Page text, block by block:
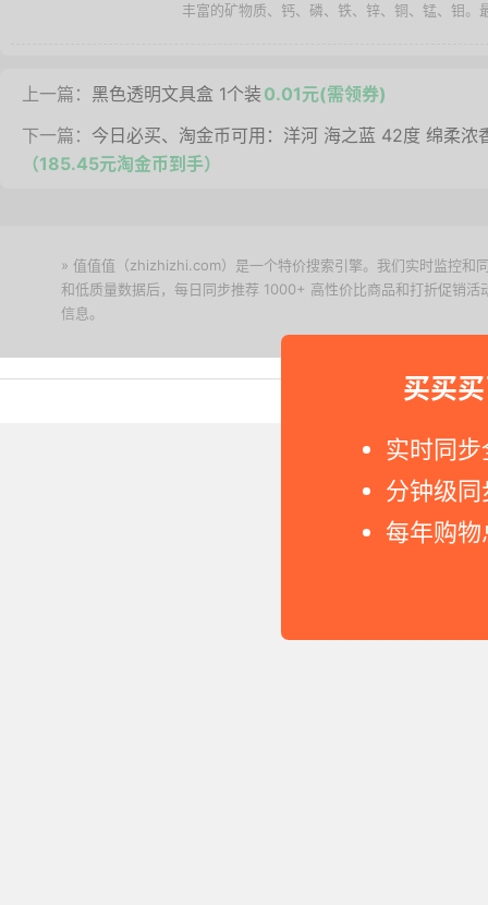
买买
实时同
分钟级
每年购
丰富的矿物质、钙、磷、铁、锌、铜、锰、钼。
上一篇： 黑色透明文具盒 1个装 0.01元(需领券)
下一篇： 今日必买、淘金币可用：洋河 海之蓝 42度 绵柔
（185.45元淘金币到手）
» 值值值（zhizhizhi.com）是一个特价搜索引擎。我们实时监控和
和低质量数据后，每日同步推荐 1000+ 高性价比商品和打折促销
信息。
Copyright © 2011-2026 网购